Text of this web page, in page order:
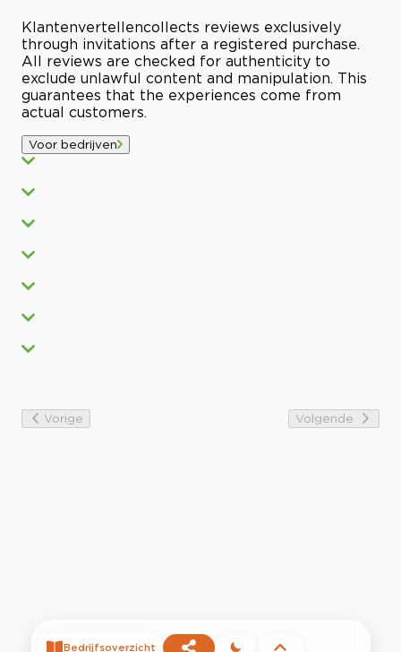
Klantenvertellencollects reviews exclusively
through invitations after a registered purchase.
All reviews are checked for authenticity to
exclude unlawful content and manipulation. This
guarantees that the experiences come from
actual customers.
Voor bedrijven
Vorige Volgende
Bedrijfsoverzicht